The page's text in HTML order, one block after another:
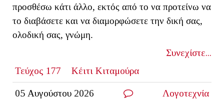
προσθέσω κάτι άλλο, εκτός από το να προτείνω να
το διαβάσετε και να διαμορφώσετε την δική σας,
ολοδική σας, γνώμη.
Συνεχίστε...
Τεύχος 177
Κέιτι Κιταμούρα
05 Αυγούστου 2026 Λογοτεχνία